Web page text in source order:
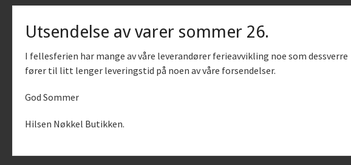
©
Vår nettbutikk bruker cookies
bruker cookies hovedsaklig til
din. Fortsett å
Utsendelse av varer sommer 26.
I fellesferien har mange av våre leverandører ferieavvikling noe som dessverre
fører til litt lenger leveringstid på noen av våre forsendelser.
God Sommer
Hilsen Nøkkel Butikken.